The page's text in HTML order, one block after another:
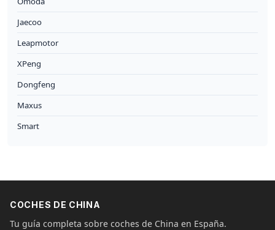
Jaecoo
Leapmotor
XPeng
Dongfeng
Maxus
Smart
COCHES DE CHINA
Tu guía completa sobre coches de China en España.